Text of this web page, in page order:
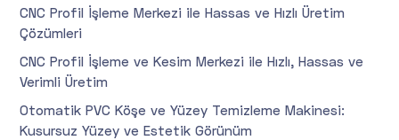
CNC Profil İşleme Merkezi ile Hassas ve Hızlı Üretim
Çözümleri
CNC Profil İşleme ve Kesim Merkezi ile Hızlı, Hassas ve
Verimli Üretim
Otomatik PVC Köşe ve Yüzey Temizleme Makinesi:
Kusursuz Yüzey ve Estetik Görünüm